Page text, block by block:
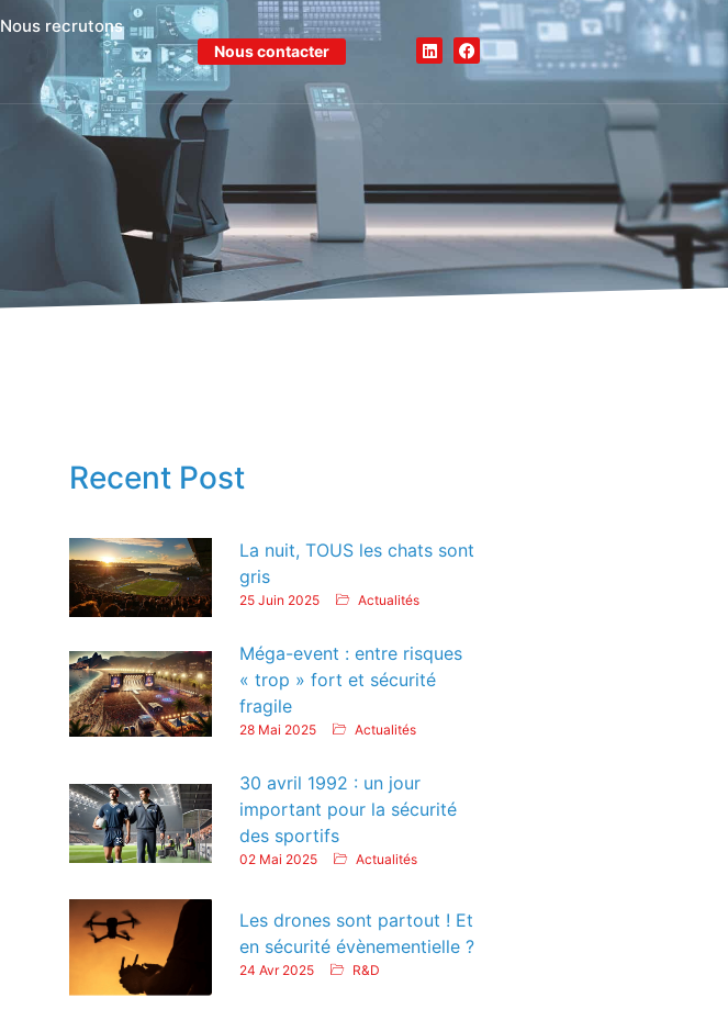
Nous recrutons
Nous contacter
Recent Post
La nuit, TOUS les chats sont
gris
25 Juin 2025 Actualités
Méga-event : entre risques
« trop » fort et sécurité
fragile
28 Mai 2025 Actualités
30 avril 1992 : un jour
important pour la sécurité
des sportifs
02 Mai 2025 Actualités
Les drones sont partout ! Et
en sécurité évènementielle ?
24 Avr 2025 R&D